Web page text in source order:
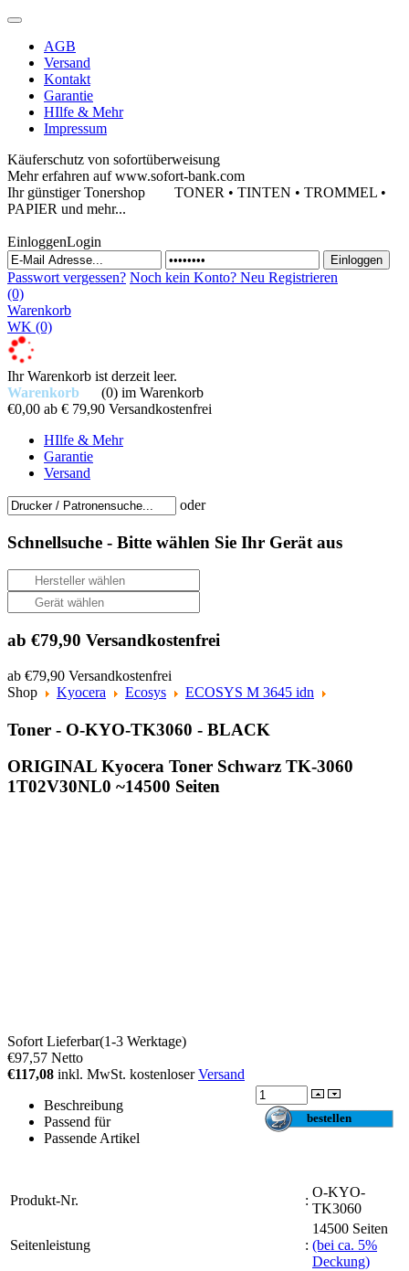
AGB
Versand
Kontakt
Garantie
HIlfe & Mehr
Impressum
Käuferschutz von sofortüberweisung
Mehr erfahren auf www.sofort-bank.com
Ihr günstiger Tonershop TONER • TINTEN • TROMMEL •
PAPIER und mehr...
EinloggenLogin
Passwort vergessen? Noch kein Konto? Neu Registrieren
(0)
Warenkorb
WK (0)
Ihr Warenkorb ist derzeit leer.
Warenkorb
(0) im Warenkorb
€0,00 ab € 79,90 Versandkostenfrei
HIlfe & Mehr
Garantie
Versand
oder
Schnellsuche - Bitte wählen Sie Ihr Gerät aus
ab €79,90 Versandkostenfrei
ab €79,90 Versandkostenfrei
Shop
Kyocera Ecosys ECOSYS M 3645 idn
Toner - O-KYO-TK3060 - BLACK
ORIGINAL Kyocera Toner Schwarz TK-3060
1T02V30NL0 ~14500 Seiten
Sofort Lieferbar(1-3 Werktage)
€97,57 Netto
€117,08 inkl. MwSt. kostenloserVersand
Beschreibung
Passend für
Passende Artikel
Produkt-Nr. :
O-KYO-
TK3060
Seitenleistung :
14500 Seiten
(bei ca. 5%
Deckung)